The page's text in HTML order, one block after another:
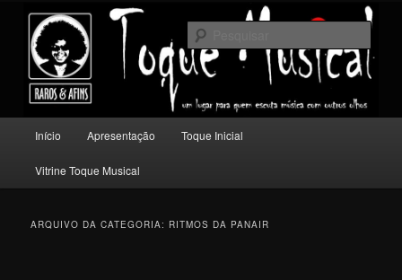
conteúdo
principal
conteúdo
secundário
Toque Musical
Um lugar para quem escuta música com outros olhos.
principal
Início Apresentação Toque Inicial
Vitrine Toque Musical
ARQUIVO DA CATEGORIA: RITMOS DA PANAIR